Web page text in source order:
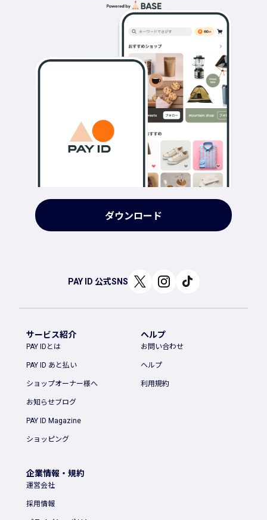
ダウンロード
PAY ID 公式SNS
サービス紹介
PAY IDとは
PAY ID あと払い
ショップオーナー様へ
お知らせブログ
PAY ID Magazine
ショッピング
ヘルプ
お問い合わせ
ヘルプ
利用規約
企業情報・規約
運営会社
採用情報